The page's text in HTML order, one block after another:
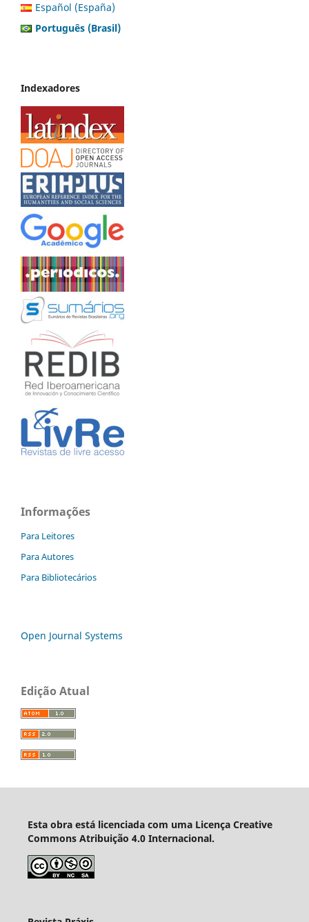
Español (España)
Português (Brasil)
Indexadores
Informações
Para Leitores
Para Autores
Para Bibliotecários
Open Journal Systems
Edição Atual
Esta obra está licenciada com uma Licença Creative
Commons Atribuição 4.0 Internacional.